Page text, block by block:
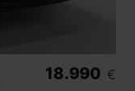
18.990 €